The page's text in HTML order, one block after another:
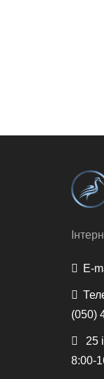
E-
(050)
25
8:00-